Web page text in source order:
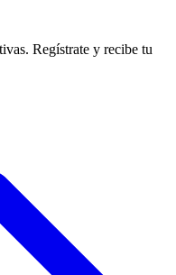
Regístrate y recibe tu